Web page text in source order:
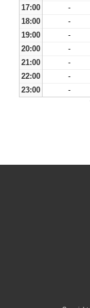
17:00
-
18:00
-
19:00
-
20:00
-
21:00
-
22:00
-
23:00
-